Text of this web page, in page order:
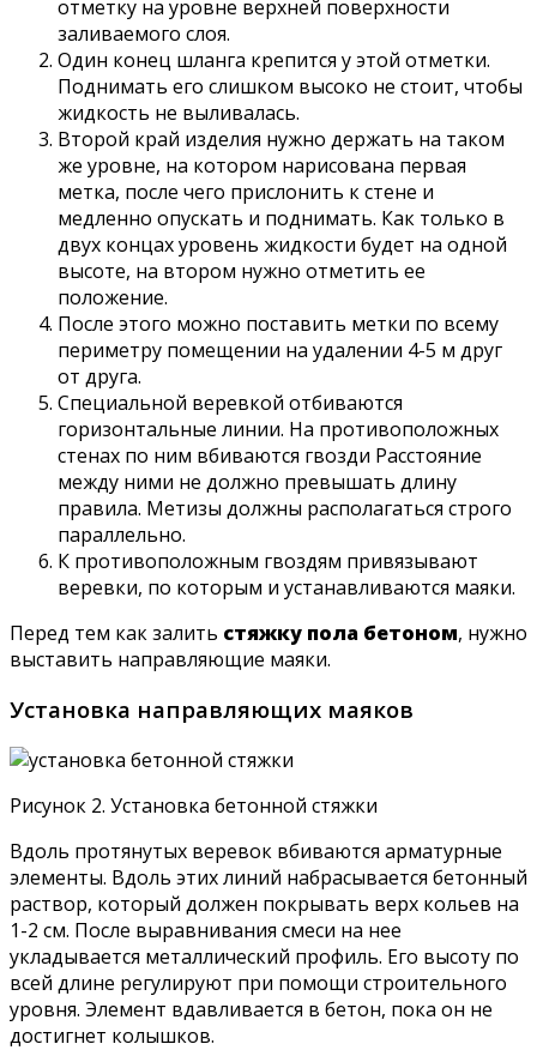
отметку на уровне верхней поверхности
заливаемого слоя.
Один конец шланга крепится у этой отметки.
Поднимать его слишком высоко не стоит, чтобы
жидкость не выливалась.
Второй край изделия нужно держать на таком
же уровне, на котором нарисована первая
метка, после чего прислонить к стене и
медленно опускать и поднимать. Как только в
двух концах уровень жидкости будет на одной
высоте, на втором нужно отметить ее
положение.
После этого можно поставить метки по всему
периметру помещении на удалении 4-5 м друг
от друга.
Специальной веревкой отбиваются
горизонтальные линии. На противоположных
стенах по ним вбиваются гвозди Расстояние
между ними не должно превышать длину
правила. Метизы должны располагаться строго
параллельно.
К противоположным гвоздям привязывают
веревки, по которым и устанавливаются маяки.
Перед тем как залить стяжку пола бетоном, нужно
выставить направляющие маяки.
Установка направляющих маяков
Рисунок 2. Установка бетонной стяжки
Вдоль протянутых веревок вбиваются арматурные
элементы. Вдоль этих линий набрасывается бетонный
раствор, который должен покрывать верх кольев на
1-2 см. После выравнивания смеси на нее
укладывается металлический профиль. Его высоту по
всей длине регулируют при помощи строительного
уровня. Элемент вдавливается в бетон, пока он не
достигнет колышков.